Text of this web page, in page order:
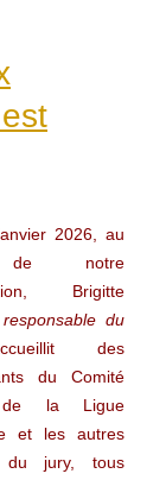
2026, au
de notre
Brigitte
du
des
du Comité
de la Ligue
et les autres
du jury, tous